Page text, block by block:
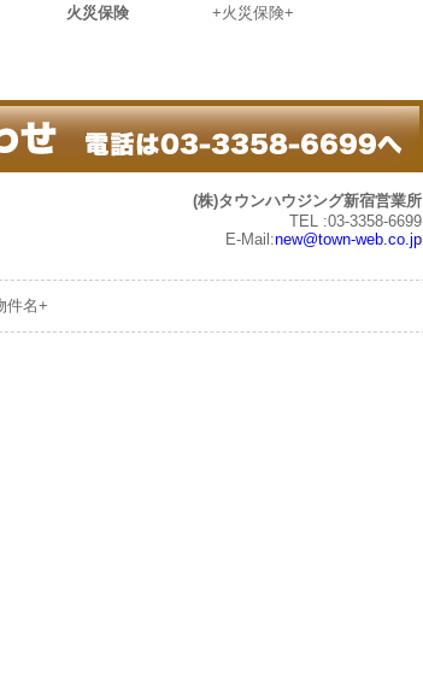
火災保険 +火災保険+
(株)タウンハウジング新宿営業所
TEL :03-3358-6699
E-Mail:new@town-web.co.jp
件名+